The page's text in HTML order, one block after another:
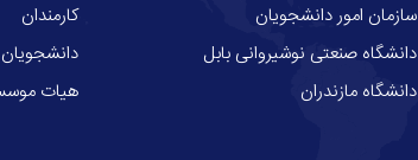
سازمان امور دانشجویان
دانشگاه صنعتی نوشیروانی بابل
دانشگاه مازندران
کارمندان
دانشجویان
هیات